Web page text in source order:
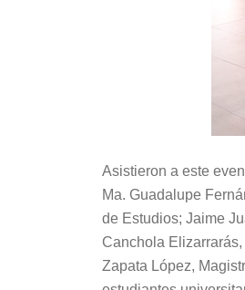
Asistieron a este
Ma. Guadalupe
de Estudios; Jaime
Canchola
Zapata López,